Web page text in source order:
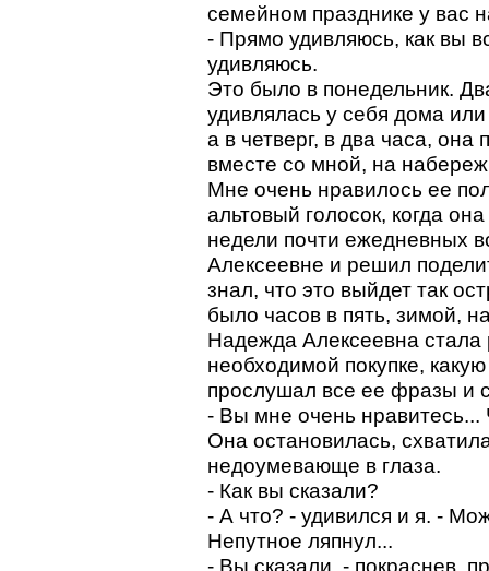
семейном празднике у вас
- Прямо удивляюсь, как вы
удивляюсь.
Это было в понедельник.
удивлялась у себя дома
а в четверг, в два часа, она
вместе со мной, на
Мне очень нравилось ее
альтовый голосок, когда
недели почти ежедневных
Алексеевне и решил
знал, что это выйдет так
было часов в пять, зимой,
Надежда Алексеевна стала
необходимой покупке,
прослушал все ее фразы и
- Вы мне очень нравитесь...
Она остановилась,
недоумевающе в глаза.
- Как вы сказали?
- А что? - удивился и я. -
Непутное ляпнул...
- Вы сказали, - покраснев,